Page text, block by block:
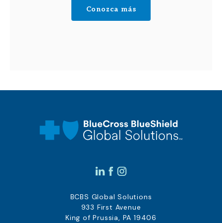
Conozca más
BCBS Global Solutions
933 First Avenue
King of Prussia, PA 19406